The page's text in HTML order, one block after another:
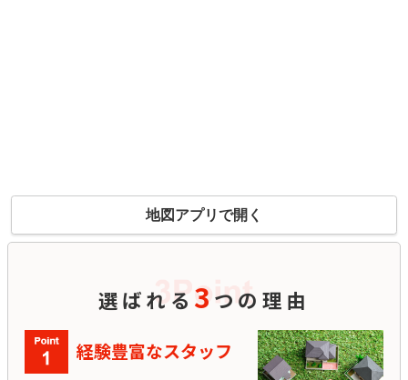
地図アプリで開く
選ばれる 3 つの理由
経験豊富なスタッフ